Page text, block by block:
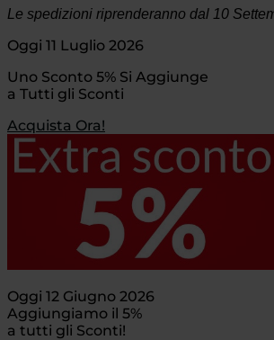
Le spedizioni riprenderanno dal 10
Oggi 11 Luglio 2026
Uno Sconto 5% Si Aggiunge
a Tutti gli Sconti
Acquista Ora!
Oggi 12 Giugno 2026
Aggiungiamo il 5%
a tutti gli Sconti!